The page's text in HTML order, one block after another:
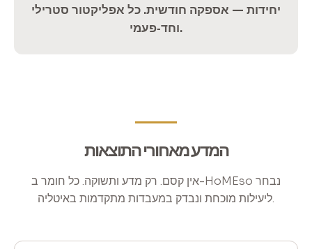
יחידות — אספקה חודשית. כל אפליקטור סטרילי
וחד‑פעמי.
המדע מאחורי התוצאות
אין קסם. רק מדע ותשוקה. כל חומר ב-HoMEso נבחר
ליעילות מוכחת ונבדק במעבדות מתקדמות באיטליה.